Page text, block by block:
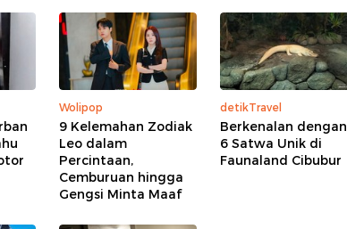
Wolipop
9 Kelemahan Zodiak
Leo dalam
Percintaan,
Cemburuan hingga
Gengsi Minta Maaf
detikTravel
Berkenalan dengan
6 Satwa Unik di
Faunaland Cibubur